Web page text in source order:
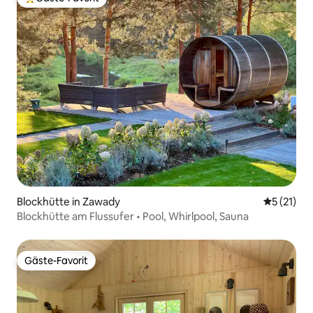
Beliebter Gäste-Favorit.
Blockhütte in Zawady
5 (21)
Blockhütte am Flussufer • Pool, Whirlpool, Sauna
Gäste-Favorit
Gäste-Favorit